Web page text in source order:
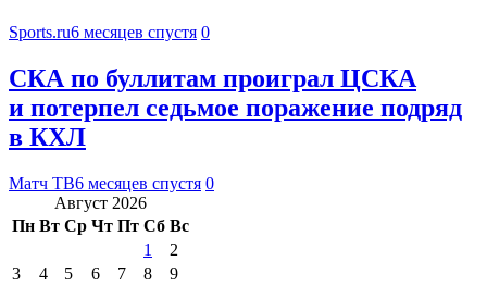
Sports.ru6 месяцев спустя 0
СКА по буллитам проиграл ЦСКА
и потерпел седьмое поражение подряд
в КХЛ
Матч ТВ6 месяцев спустя 0
Август 2026
Пн Вт Ср Чт Пт Сб Вс
1
2
3
4 5 6 7 8
9